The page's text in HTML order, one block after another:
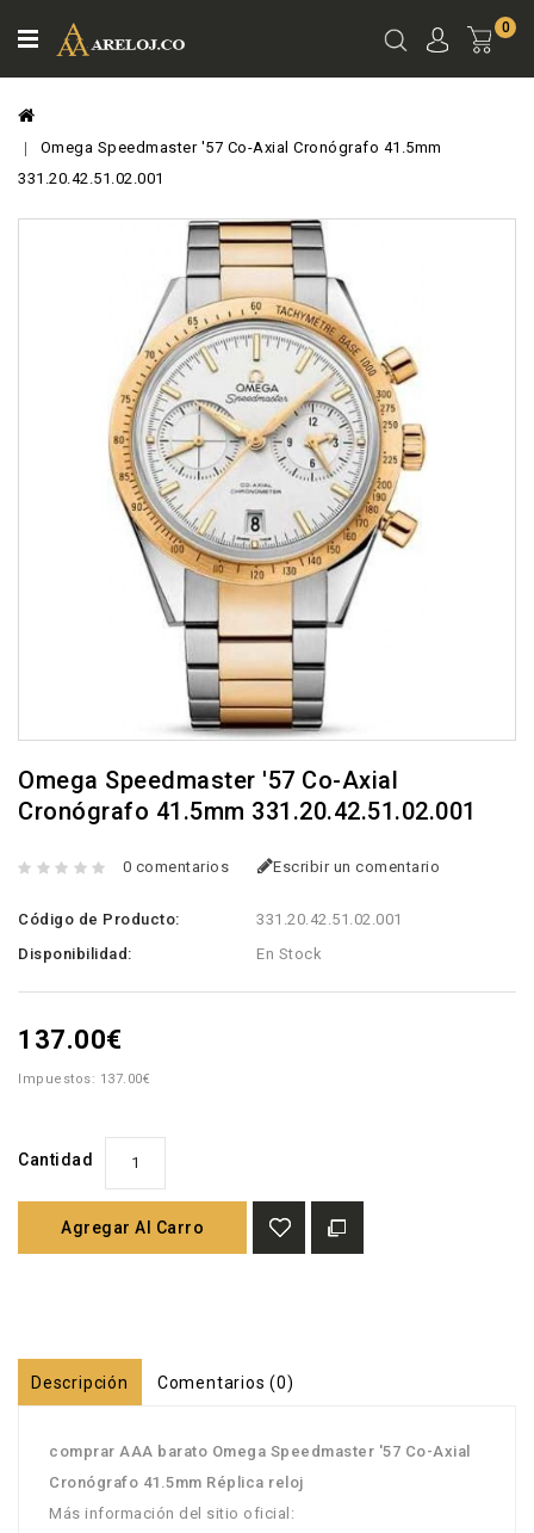
0
Omega Speedmaster '57 Co-Axial Cronógrafo 41.5mm
331.20.42.51.02.001
Omega Speedmaster '57 Co-Axial
Cronógrafo 41.5mm 331.20.42.51.02.001
0 comentarios Escribir un comentario
Código de Producto:
331.20.42.51.02.001
Disponibilidad:
En Stock
137.00€
Impuestos: 137.00€
Cantidad
Agregar Al Carro
Descripción Comentarios (0)
comprar AAA barato Omega Speedmaster '57 Co-Axial
Cronógrafo 41.5mm Réplica reloj
Más información del sitio oficial: